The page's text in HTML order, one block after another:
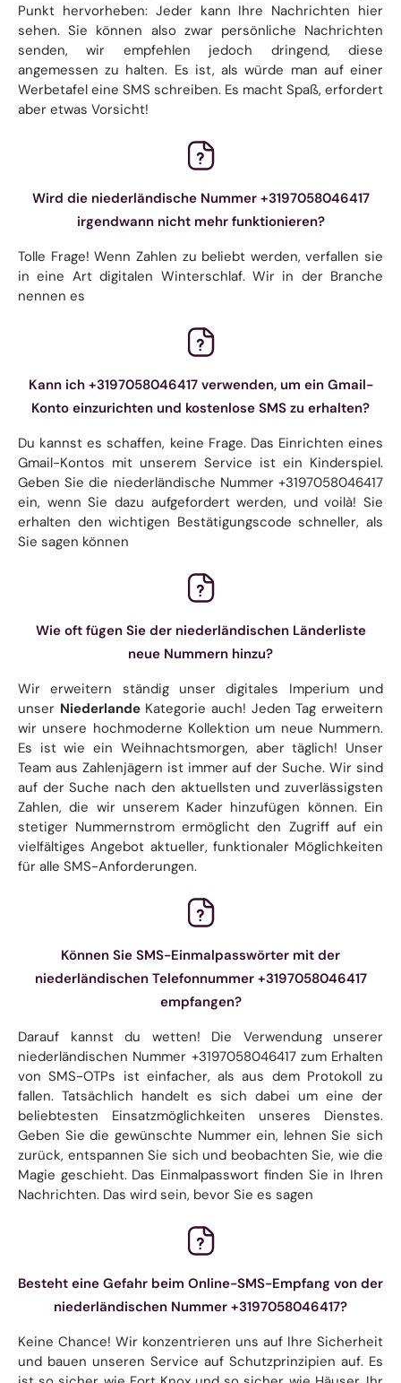
Punkt hervorheben: Jeder kann Ihre Nachrichten hier
sehen. Sie können also zwar persönliche Nachrichten
senden, wir empfehlen jedoch dringend, diese
angemessen zu halten. Es ist, als würde man auf einer
Werbetafel eine SMS schreiben. Es macht Spaß, erfordert
aber etwas Vorsicht!
Wird die niederländische Nummer +3197058046417
irgendwann nicht mehr funktionieren?
Tolle Frage! Wenn Zahlen zu beliebt werden, verfallen sie
in eine Art digitalen Winterschlaf. Wir in der Branche
nennen es
Kann ich +3197058046417 verwenden, um ein Gmail-
Konto einzurichten und kostenlose SMS zu erhalten?
Du kannst es schaffen, keine Frage. Das Einrichten eines
Gmail-Kontos mit unserem Service ist ein Kinderspiel.
Geben Sie die niederländische Nummer +3197058046417
ein, wenn Sie dazu aufgefordert werden, und voilà! Sie
erhalten den wichtigen Bestätigungscode schneller, als
Sie sagen können
Wie oft fügen Sie der niederländischen Länderliste
neue Nummern hinzu?
Wir erweitern ständig unser digitales Imperium und
unser NiederlandeKategorie auch! Jeden Tag erweitern
wir unsere hochmoderne Kollektion um neue Nummern.
Es ist wie ein Weihnachtsmorgen, aber täglich! Unser
Team aus Zahlenjägern ist immer auf der Suche. Wir sind
auf der Suche nach den aktuellsten und zuverlässigsten
Zahlen, die wir unserem Kader hinzufügen können. Ein
stetiger Nummernstrom ermöglicht den Zugriff auf ein
vielfältiges Angebot aktueller, funktionaler Möglichkeiten
für alle SMS-Anforderungen.
Können Sie SMS-Einmalpasswörter mit der
niederländischen Telefonnummer +3197058046417
empfangen?
Darauf kannst du wetten! Die Verwendung unserer
niederländischen Nummer +3197058046417 zum Erhalten
von SMS-OTPs ist einfacher, als aus dem Protokoll zu
fallen. Tatsächlich handelt es sich dabei um eine der
beliebtesten Einsatzmöglichkeiten unseres Dienstes.
Geben Sie die gewünschte Nummer ein, lehnen Sie sich
zurück, entspannen Sie sich und beobachten Sie, wie die
Magie geschieht. Das Einmalpasswort finden Sie in Ihren
Nachrichten. Das wird sein, bevor Sie es sagen
Besteht eine Gefahr beim Online-SMS-Empfang von der
niederländischen Nummer +3197058046417?
Keine Chance! Wir konzentrieren uns auf Ihre Sicherheit
und bauen unseren Service auf Schutzprinzipien auf. Es